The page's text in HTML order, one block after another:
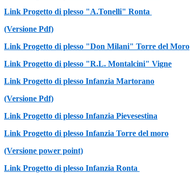
Link Progetto di plesso "A.Tonelli" Ronta
(Versione Pdf)
Link Progetto di plesso "Don Milani" Torre del Moro
Link Progetto di plesso "R.L. Montalcini" Vigne
Link Progetto di plesso Infanzia Martorano
(Versione Pdf)
Link Progetto di plesso Infanzia Pievesestina
Link Progetto di plesso Infanzia Torre del moro
(Versione power point)
Link Progetto di plesso Infanzia Ronta